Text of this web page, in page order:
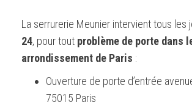
La serrurerie Meunier intervient tous les
24, pour tout problème de porte dans
arrondissement de Paris :
Ouverture de porte d’entrée
75015 Paris